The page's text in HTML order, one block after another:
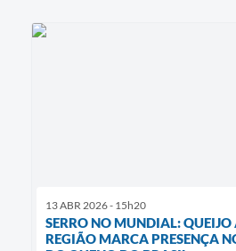
13 ABR 2026 - 15h20
SERRO NO MUNDIAL:
REGIÃO MARCA PRESENÇA